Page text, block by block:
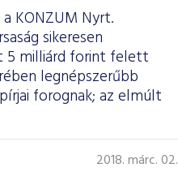
KONZUM Nyrt.
sikeresen
5 milliárd forint felett
legnépszerűbb
forognak; az elmúlt
2018. márc. 02.